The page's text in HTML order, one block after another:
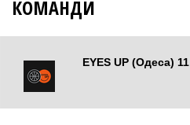
КОМАНДИ
EYES UP (Одеса) 11